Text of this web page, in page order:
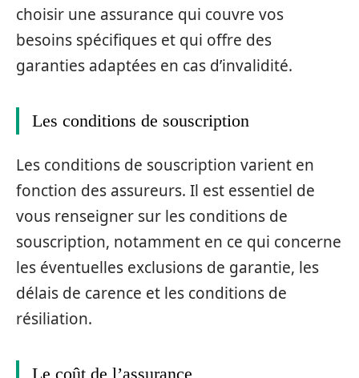
choisir une assurance qui couvre vos
besoins spécifiques et qui offre des
garanties adaptées en cas d’invalidité.
Les conditions de souscription
Les conditions de souscription varient en
fonction des assureurs. Il est essentiel de
vous renseigner sur les conditions de
souscription, notamment en ce qui concerne
les éventuelles exclusions de garantie, les
délais de carence et les conditions de
résiliation.
Le coût de l’assurance